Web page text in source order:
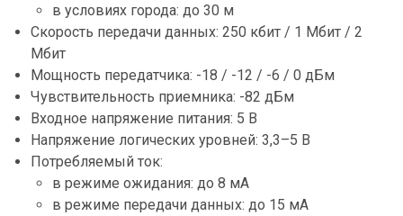
в условиях города: до 30 м
Скорость передачи данных: 250 кбит / 1 Мбит / 2
Мбит
Мощность передатчика: -18 / -12 / -6 / 0 дБм
Чувствительность приемника: -82 дБм
Входное напряжение питания: 5 В
Напряжение логических уровней: 3,3–5 В
Потребляемый ток:
в режиме ожидания: до 8 мА
в режиме передачи данных: до 15 мА